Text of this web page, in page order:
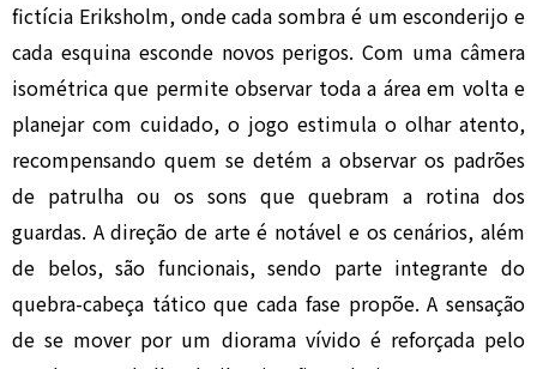
fictícia Eriksholm, onde cada sombra é um esconderijo e
cada esquina esconde novos perigos. Com uma câmera
isométrica que permite observar toda a área em volta e
planejar com cuidado, o jogo estimula o olhar atento,
recompensando quem se detém a observar os padrões
de patrulha ou os sons que quebram a rotina dos
guardas. A direção de arte é notável e os cenários, além
de belos, são funcionais, sendo parte integrante do
quebra-cabeça tático que cada fase propõe. A sensação
de se mover por um diorama vívido é reforçada pelo